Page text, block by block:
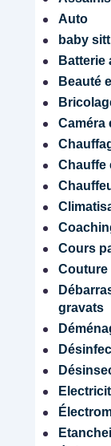
Auto
baby
Batterie
Beauté
Caméra
Chauffe
Cours
Couture
gravats